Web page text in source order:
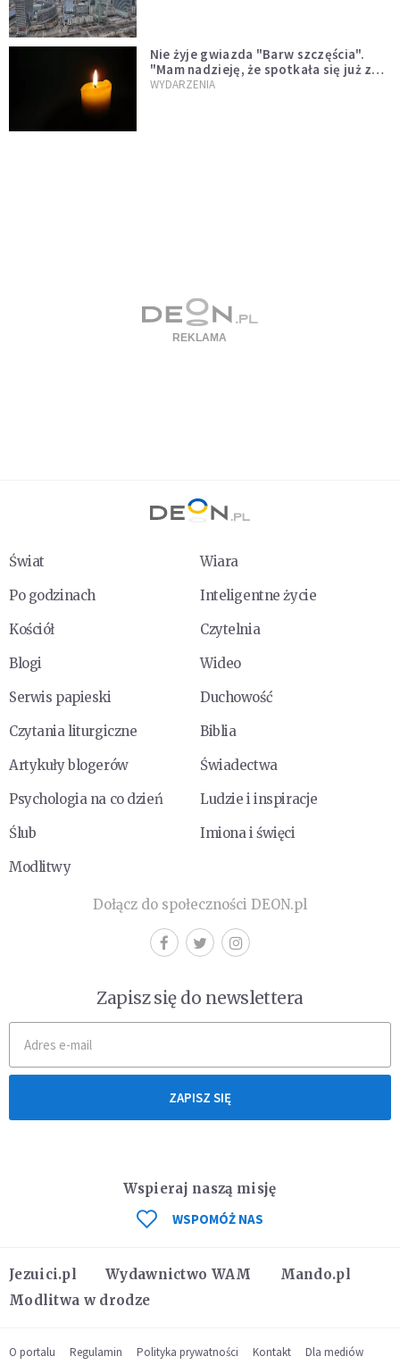
Nie żyje gwiazda "Barw szczęścia".
"Mam nadzieję, że spotkała się już z
Bogiem, którego tak bardzo kochała"
WYDARZENIA
Świat
Wiara
Po godzinach
Inteligentne życie
Kościół
Czytelnia
Blogi
Wideo
Serwis papieski
Duchowość
Czytania liturgiczne
Biblia
Artykuły blogerów
Świadectwa
Psychologia na co dzień
Ludzie i inspiracje
Ślub
Imiona i święci
Modlitwy
Dołącz do społeczności DEON.pl
Zapisz się do newslettera
ZAPISZ SIĘ
Jezuici.pl Wydawnictwo WAM
Mando.pl
Modlitwa w drodze
Wspieraj naszą misję
WSPOMÓŻ NAS
O portalu Regulamin Polityka prywatności Kontakt Dla mediów